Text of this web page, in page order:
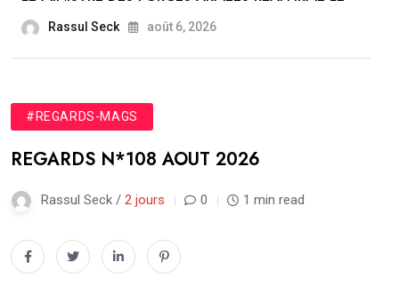
Rassul Seck août 6, 2026
#REGARDS-MAGS
REGARDS N*108 AOUT 2026
Rassul Seck / 2 jours 0 1 min read